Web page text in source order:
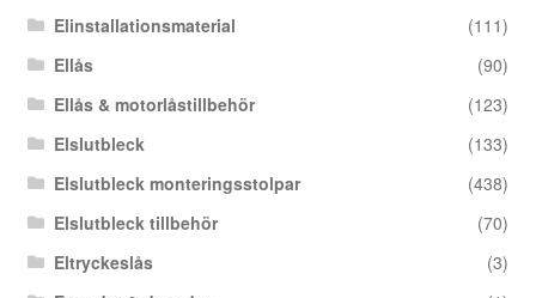
Elinstallationsmaterial
(111)
Ellås
(90)
Ellås & motorlåstillbehör
(123)
Elslutbleck
(133)
Elslutbleck monteringsstolpar
(438)
Elslutbleck tillbehör
(70)
Eltryckeslås
(3)